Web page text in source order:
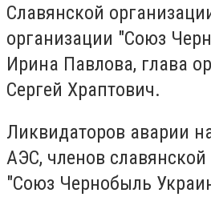
Славянской
организации "Союз
Ирина Павлова, глава
Сергей Храптович.
Ликвидаторов аварии
АЭС, членов
"Союз Чернобыль